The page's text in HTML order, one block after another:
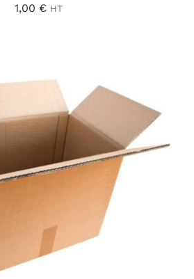
1,00 € HT
AU PANIER
/